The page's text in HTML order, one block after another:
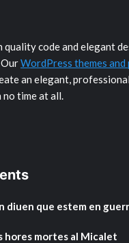
quality code and elegant
WordPress themes and
an elegant,
time at all.
diuen que estem en
mortes al Micalet